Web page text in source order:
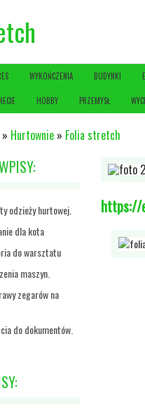
WYKOŃCZENIA BUDYNKI
HOBBY PRZEMYSŁ
» Hurtownie » Folia stretch
odzieży hurtowej.
dla kota
do warsztatu
maszyn.
zegarów na
do dokumentów.
https://